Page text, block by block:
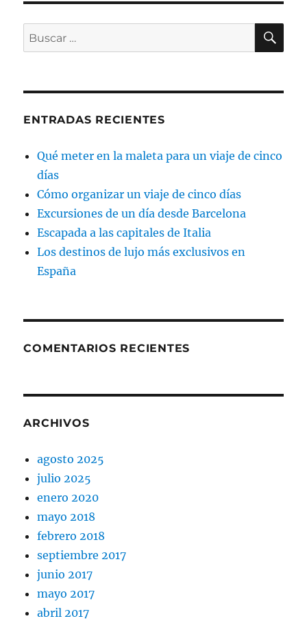
Buscar
por:
ENTRADAS RECIENTES
Qué meter en la maleta para un viaje de cinco
días
Cómo organizar un viaje de cinco días
Excursiones de un día desde Barcelona
Escapada a las capitales de Italia
Los destinos de lujo más exclusivos en
España
COMENTARIOS RECIENTES
ARCHIVOS
agosto 2025
julio 2025
enero 2020
mayo 2018
febrero 2018
septiembre 2017
junio 2017
mayo 2017
abril 2017